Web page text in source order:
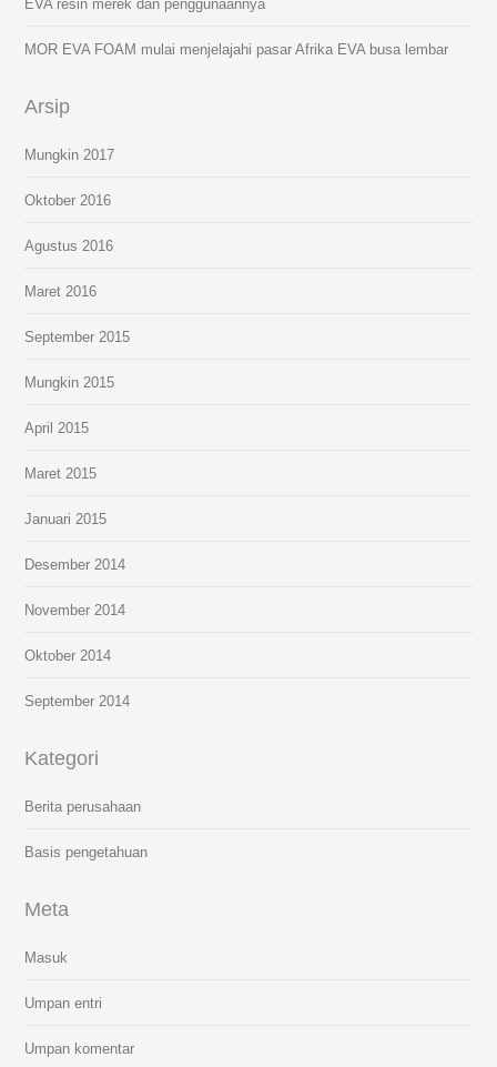
EVA resin merek dan penggunaannya
MOR EVA FOAM mulai menjelajahi pasar Afrika EVA busa lembar
Arsip
Mungkin 2017
Oktober 2016
Agustus 2016
Maret 2016
September 2015
Mungkin 2015
April 2015
Maret 2015
Januari 2015
Desember 2014
November 2014
Oktober 2014
September 2014
Kategori
Berita perusahaan
Basis pengetahuan
Meta
Masuk
Umpan entri
Umpan komentar